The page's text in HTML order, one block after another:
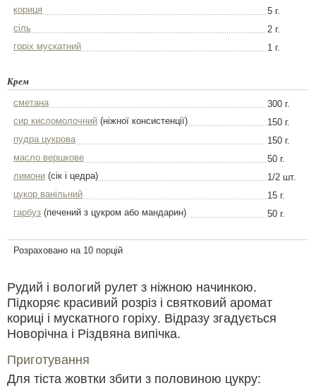
кориця
5 г.
сіль
2 г.
горіх мускатний
1 г.
Крем
сметана
300 г.
сир кисломолочний (ніжної консистенції)
150 г.
пудра цукрова
150 г.
масло вершкове
50 г.
лимони (сік і цедра)
1/2 шт.
цукор ванільний
15 г.
гарбуз (печений з цукром або мандарин) 50 г.
Розраховано на 10 порцій
Рудий і вологий рулет з ніжною начинкою.
Підкоряє красивий розріз і святковий аромат
кориці і мускатного горіху. Відразу згадується
Новорічна і Різдвяна випічка.
Приготування
Для тіста жовтки збити з половиною цукру: